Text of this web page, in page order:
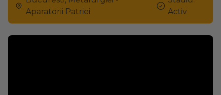
Aparatorii Patriei
Activ